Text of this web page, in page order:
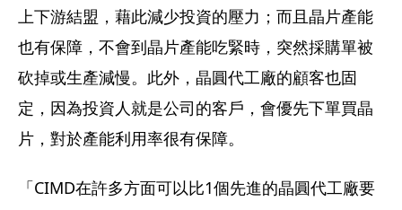
上下游結盟，藉此減少投資的壓力；而且晶片產能
也有保障，不會到晶片產能吃緊時，突然採購單被
砍掉或生產減慢。此外，晶圓代工廠的顧客也固
定，因為投資人就是公司的客戶，會優先下單買晶
片，對於產能利用率很有保障。
「CIMD在許多方面可以比1個先進的晶圓代工廠要